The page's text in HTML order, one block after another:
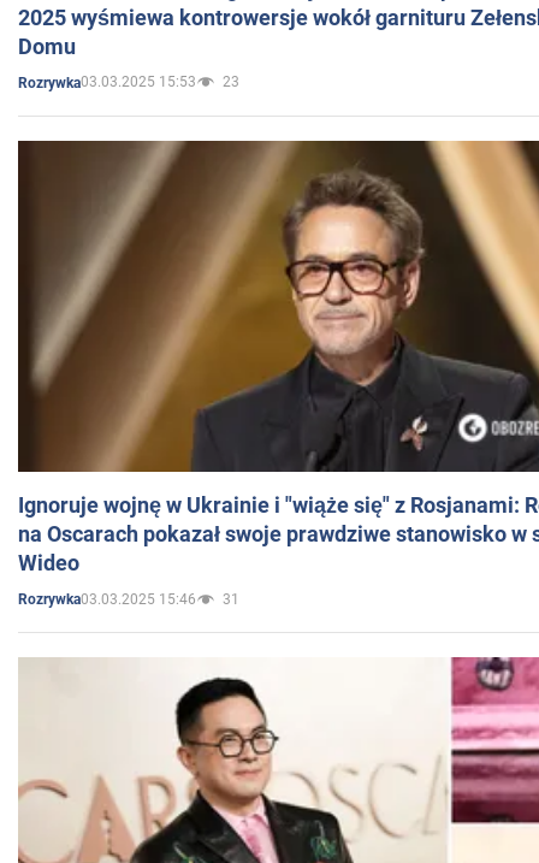
2025 wyśmiewa kontrowersje wokół garnituru
Domu
Rozrywka03.03.2025 15:53 23
Ignoruje wojnę w Ukrainie i "wiąże się" z Rosjanami:
na Oscarach pokazał swoje prawdziwe stanowisko w
Wideo
Rozrywka03.03.2025 15:46 31